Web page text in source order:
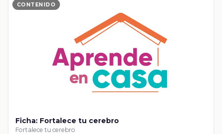
CONTENIDO
Ficha: Fortalece tu cerebro
Fortalece tu cerebro